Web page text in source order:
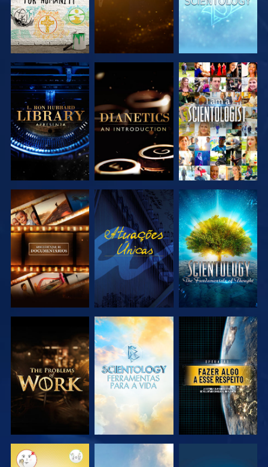
EXPLORAR A
SÉRIE
EXPLORAR A
SÉRIE
VER
EXPLORAR A
SÉRIE
VER
EXPLORAR A
SÉRIE
EXPLORAR A
SÉRIE
EXPLORAR A
SÉRIE
VER